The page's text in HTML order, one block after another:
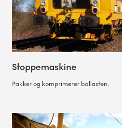
Stoppemaskine
Pakker og komprimerer ballasten.